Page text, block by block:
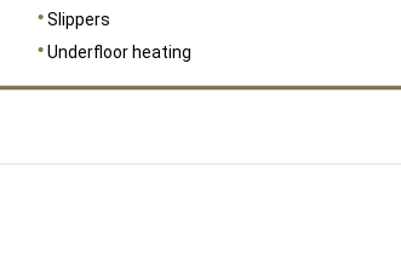
Slippers
Underfloor heating